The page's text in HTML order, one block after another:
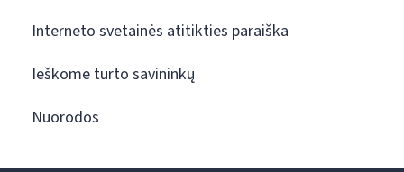
Interneto svetainės atitikties paraiška
Ieškome turto savininkų
Nuorodos